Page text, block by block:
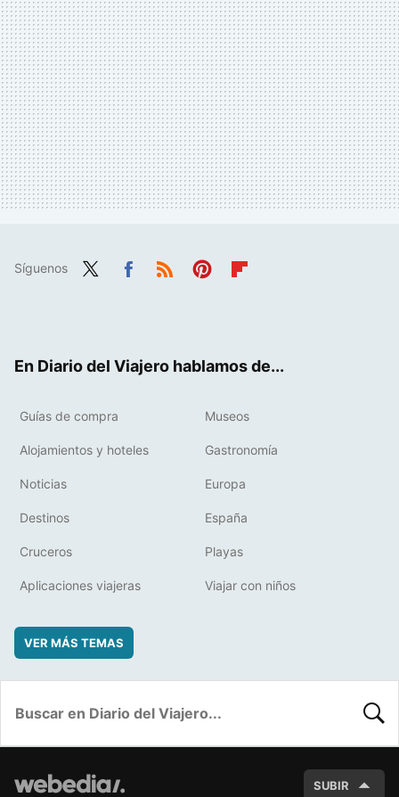
Síguenos
En Diario del Viajero hablamos de...
Guías de compra Museos
Alojamientos y hoteles Gastronomía
Noticias Europa
Destinos España
Cruceros Playas
Aplicaciones viajeras Viajar con niños
VER MÁS TEMAS
SUBIR